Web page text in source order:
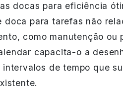
docas para eficiência
doca para tarefas não
como manutenção ou
capacita-o a
intervalos de tempo que